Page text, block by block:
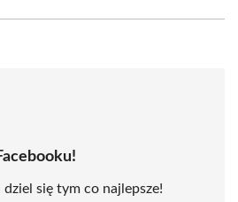
się tym co najlepsze!